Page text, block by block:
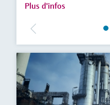
Plus d'infos